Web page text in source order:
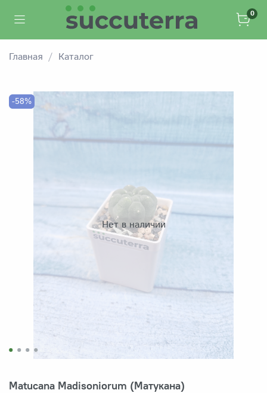
0
Главная Каталог
Нет в наличии
-58%
Matucana Madisoniorum (Матукана)